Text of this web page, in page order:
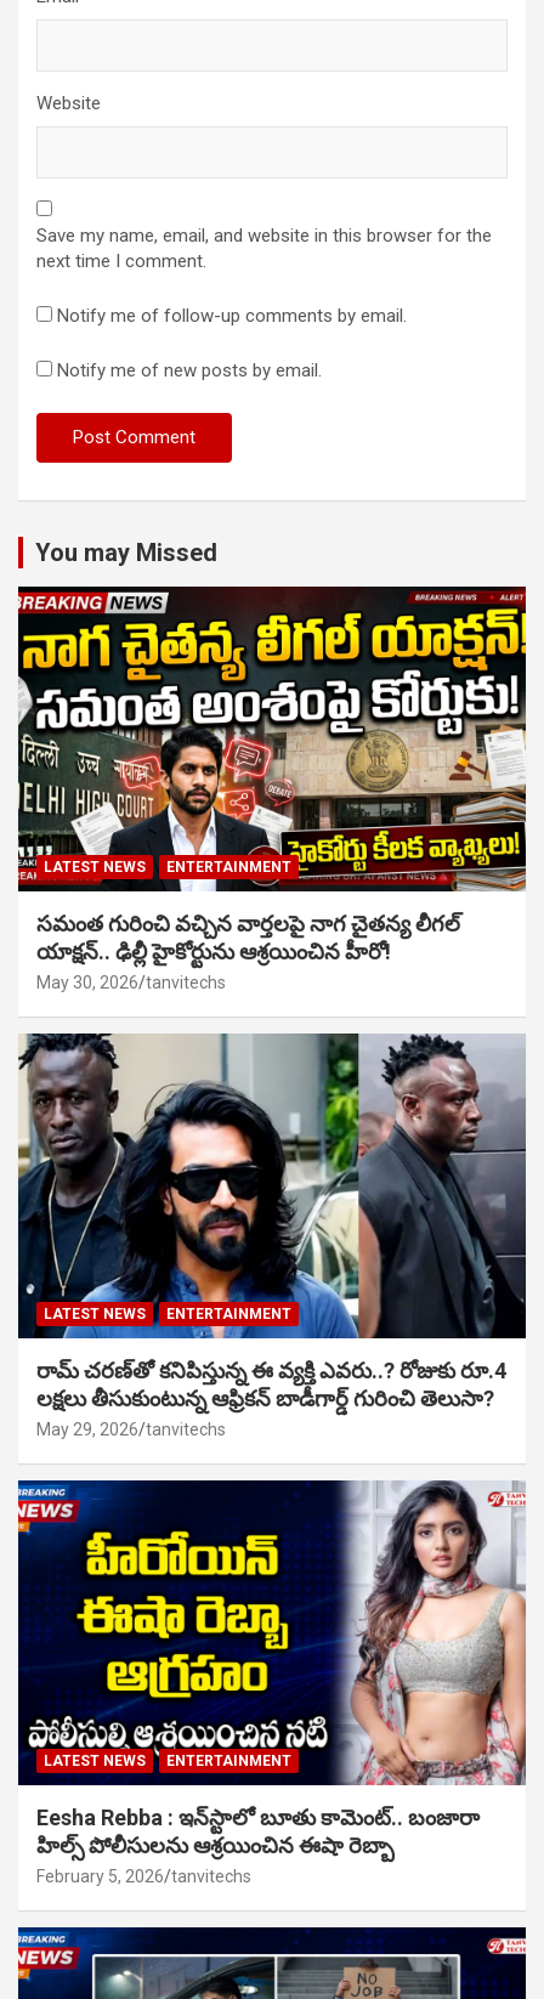
Website
Save my name, email, and website in this browser for the
next time I comment.
Notify me of follow-up comments by email.
Notify me of new posts by email.
You may Missed
LATEST NEWS ENTERTAINMENT
సమంత గురించి వచ్చిన వార్తలపై నాగ చైతన్య లీగల్
యాక్షన్.. ఢిల్లీ హైకోర్టును ఆశ్రయించిన హీరో!
May 30, 2026 tanvitechs
LATEST NEWS ENTERTAINMENT
రామ్ చరణ్‌తో కనిపిస్తున్న ఈ వ్యక్తి ఎవరు..? రోజుకు రూ.4
లక్షలు తీసుకుంటున్న ఆఫ్రికన్ బాడీగార్డ్ గురించి తెలుసా?
May 29, 2026 tanvitechs
LATEST NEWS ENTERTAINMENT
Eesha Rebba : ఇన్‌స్టాలో బూతు కామెంట్.. బంజారా
హిల్స్ పోలీసులను ఆశ్రయించిన ఈషా రెబ్బా
February 5, 2026 tanvitechs